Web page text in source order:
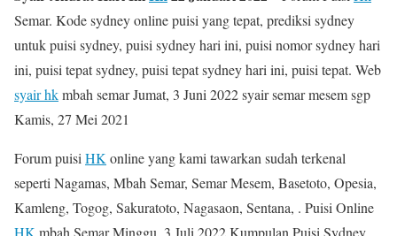
Semar. Kode sydney online puisi yang tepat, prediksi sydney
untuk puisi sydney, puisi sydney hari ini, puisi nomor sydney hari
ini, puisi tepat sydney, puisi tepat sydney hari ini, puisi tepat. Web
syair hkmbah semar Jumat, 3 Juni 2022 syair semar mesem sgp
Kamis, 27 Mei 2021
Forum puisi HK online yang kami tawarkan sudah terkenal
seperti Nagamas, Mbah Semar, Semar Mesem, Basetoto, Opesia,
Kamleng, Togog, Sakuratoto, Nagasaon, Sentana, . Puisi Online
HK mbah Semar Minggu, 3 Juli 2022 Kumpulan Puisi Sydney